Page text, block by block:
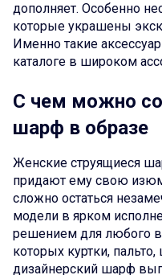
дополняет. Особенно
которые украшены
Именно такие
каталоге в широком
С чем можно
шарф в образе
Женские струящиеся
придают ему свою
сложно остаться
модели в ярком
решением для любого
которых куртки,
дизайнерский шарф